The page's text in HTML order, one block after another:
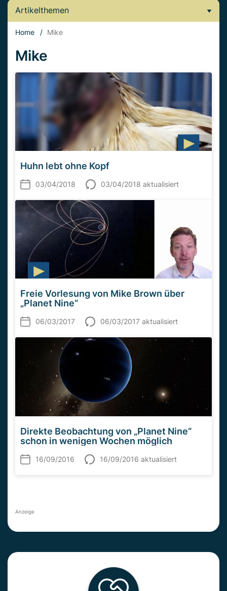
Artikelthemen
Home / Mike
Mike
Huhn lebt ohne Kopf
03/04/2018 03/04/2018 aktualisiert
Freie Vorlesung von Mike Brown über
„Planet Nine“
06/03/2017 06/03/2017 aktualisiert
Direkte Beobachtung von „Planet Nine“
schon in wenigen Wochen möglich
16/09/2016 16/09/2016 aktualisiert
Anzeige